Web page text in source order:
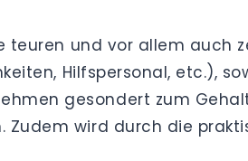
teuren und vor allem auch
Hilfspersonal, etc.),
gesondert zum
Zudem wird durch die